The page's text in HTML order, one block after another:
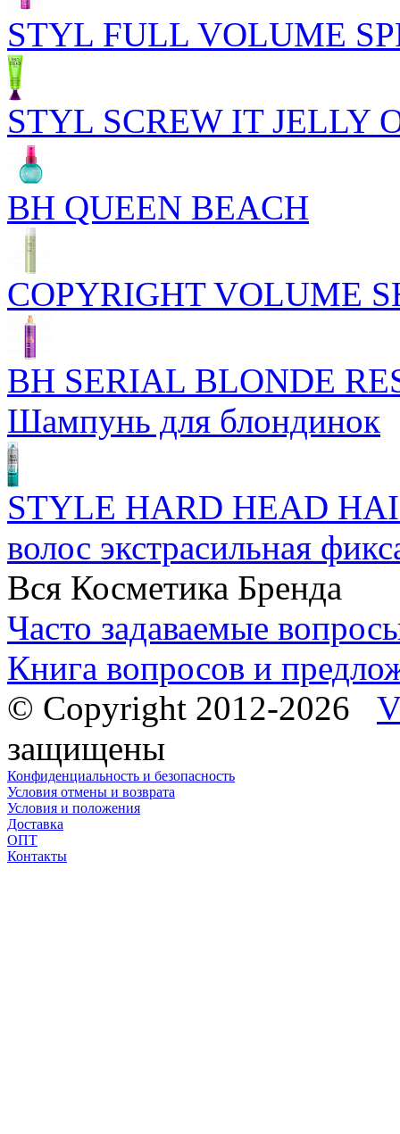
STYL FULL VOLUME
STYL SCREW IT JELLY
BH QUEEN BEACH
COPYRIGHT VOLUME
BH SERIAL BLONDE
Шампунь для блондинок
STYLE HARD HEAD
волос экстрасильная
Вся Косметика Бренда
Часто задаваемые
Книга вопросов и
© Copyright 2012-2026
защищены
Конфиденциальность и безопасность
Условия отмены и возврата
Условия и положения
Доставка
ОПТ
Контакты